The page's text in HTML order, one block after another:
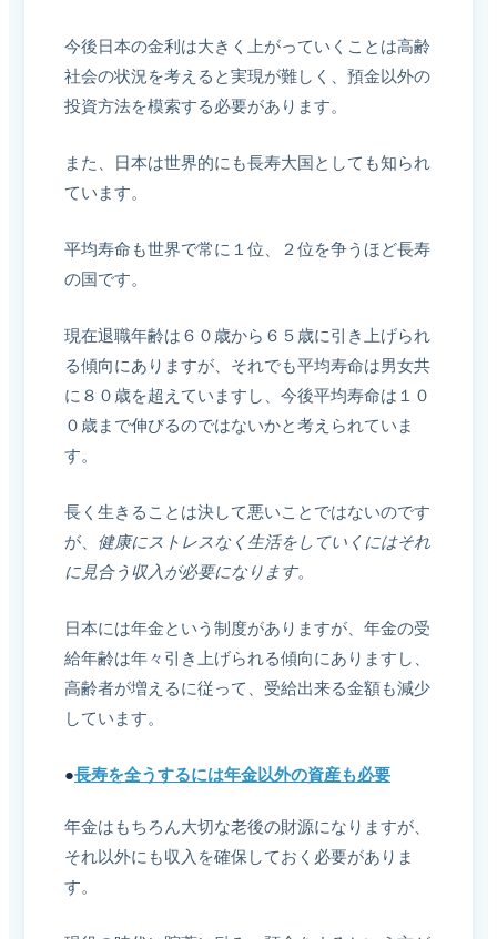
今後日本の金利は大きく上がっていくことは高齢
社会の状況を考えると実現が難しく、預金以外の
投資方法を模索する必要があります。
また、日本は世界的にも長寿大国としても知られ
ています。
平均寿命も世界で常に１位、２位を争うほど長寿
の国です。
現在退職年齢は６０歳から６５歳に引き上げられ
る傾向にありますが、それでも平均寿命は男女共
に８０歳を超えていますし、今後平均寿命は１０
０歳まで伸びるのではないかと考えられていま
す。
長く生きることは決して悪いことではないのです
が、 健康にストレスなく生活をしていくにはそれ
に見合う収入が必要になります。
日本には年金という制度がありますが、年金の受
給年齢は年々引き上げられる傾向にありますし、
高齢者が増えるに従って、受給出来る金額も減少
しています。
●長寿を全うするには年金以外の資産も必要
年金はもちろん大切な老後の財源になりますが、
それ以外にも収入を確保しておく必要がありま
す。